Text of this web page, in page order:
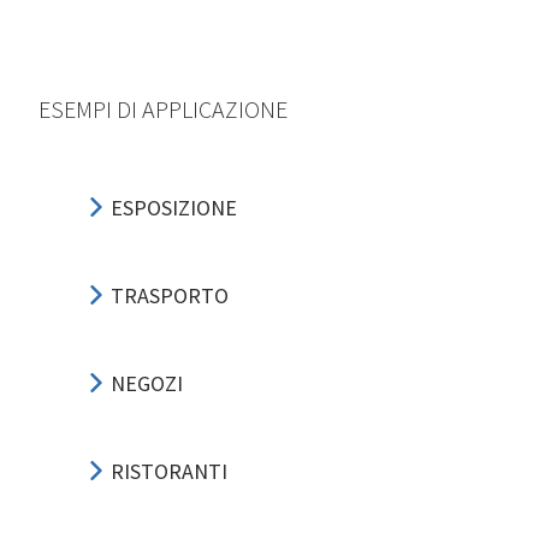
ESEMPI DI APPLICAZIONE
ESPOSIZIONE
TRASPORTO
NEGOZI
RISTORANTI